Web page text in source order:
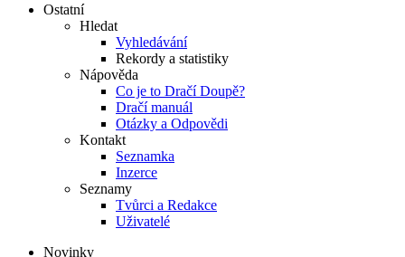
Ostatní
Hledat
Vyhledávání
Rekordy a statistiky
Nápověda
Co je to Dračí Doupě?
Dračí manuál
Otázky a Odpovědi
Kontakt
Seznamka
Inzerce
Seznamy
Tvůrci a Redakce
Uživatelé
Novinky